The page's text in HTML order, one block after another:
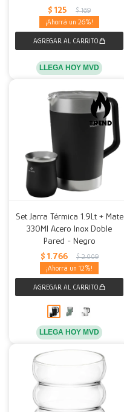
$ 125 $ 169
26
LLEGA HOY MVD
Set Jarra Térmica 1.9Lt + Mate
330Ml Acero Inox Doble
Pared - Negro
$ 1.766 $ 2.009
12
LLEGA HOY MVD